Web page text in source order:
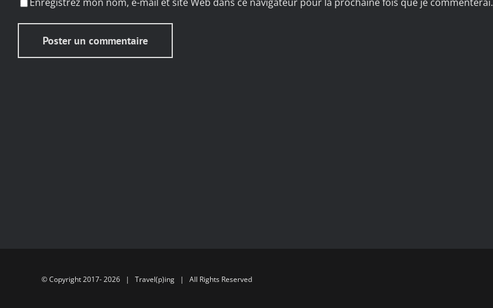
© Copyright 2017-2026 | Travel(p)ing | All Rights Reserved